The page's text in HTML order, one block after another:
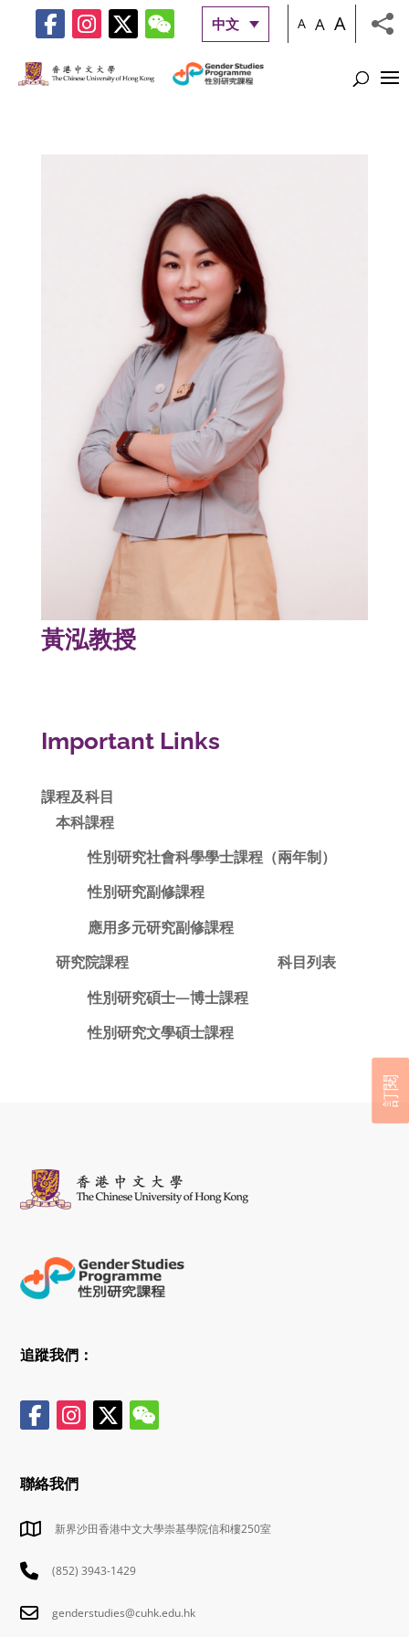
中文 A A A
黃泓教授
Important Links
課程及科目
本科課程
性別研究社會科學學士課程（兩年制）
性別研究副修課程
應用多元研究副修課程
研究院課程
性別研究碩士—博士課程
性別研究文學碩士課程
科目列表
追蹤我們：
聯絡我們
新界沙田香港中文大學崇基學院信和樓250室
(852) 3943-1429
genderstudies@cuhk.edu.hk
訂閱